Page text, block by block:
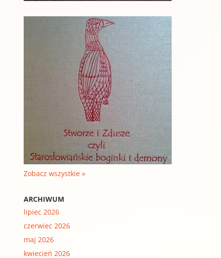
Zobacz wszystkie »
ARCHIWUM
lipiec 2026
czerwiec 2026
maj 2026
kwiecień 2026